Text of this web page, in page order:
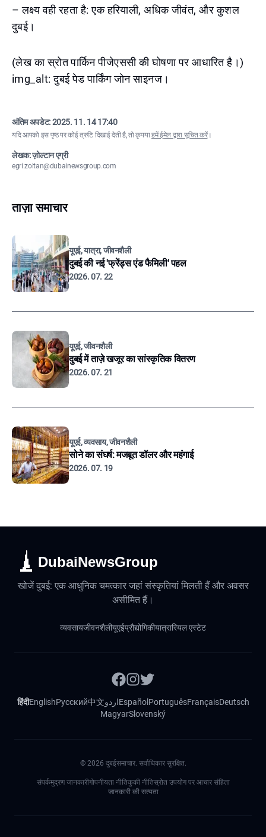
– लक्ष्य वही रहता है: एक हरियाली, अधिक जीवंत, और कुशल
दुबई।
(लेख का स्रोत पार्किन पीजेएससी की घोषणा पर आधारित है।)
img_alt: दुबई पेड पार्किंग जोन साइनज।
अंतिम अपडेट:2025. 11. 14 17:40
यदि आपको इस पृष्ठ पर कोई त्रुटि दिखाई देती है, तो कृपयाहमें ईमेल द्वारा सूचित करें।
लेखक: ज़ोल्टान एग्री
egri.zoltan@dubainewsgroup.com
ताज़ा समाचार
यूएई, यात्रा, जीवनशैली
दुबई की नई 'फ्रेंड्स एंड फैमिली' पहल
2026. 07. 22
यूएई, जीवनशैली
दुबई में ताज़े खजूर का सांस्कृतिक वितरण
2026. 07. 21
यूएई, व्यवसाय, जीवनशैली
सोने का संघर्ष: मजबूत डॉलर और महंगाई
2026. 07. 19
DubaiNewsGroup
खोजें दुबई: एक आधुनिक चमत्कार जहां संस्कृतियां मिलती हैं और अवसर
असीमित हैं।
व्यवसायजीवनशैलीयूएईप्रौद्योगिकीयात्रारियल एस्टेट
हिंदीEnglishРусский中文اردوEspañol PortuguêsFrançaisDeutsch
MagyarSlovenský
© 2026 दुबईसमाचार. सर्वाधिकार सुरक्षित.
संपर्कमुद्रण जानकारीगोपनीयता नीतिकुकी नीतिस्रोत उपयोग पर आचार संहिता
जानकारी की सत्यता